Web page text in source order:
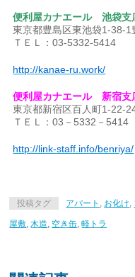
便利屋カナエール 池袋支
東京都豊島区東池袋1-38-1
ＴＥＬ：03-5332-5414
http://kanae-ru.work/
便利屋カナエール 新宿支
東京都新宿区百人町1-22-
ＴＥＬ：03－5332－5414
http://link-staff.info/benriya/
投稿タグ アパート , お化け,
屋敷,木造, 空き缶,軽トラ